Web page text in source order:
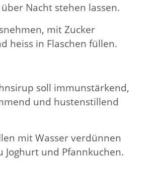
Nacht stehen lassen.
mit Zucker
heiss in Flaschen füllen.
soll immunstärkend,
und hustenstillend
mit Wasser verdünnen
Joghurt und Pfannkuchen.